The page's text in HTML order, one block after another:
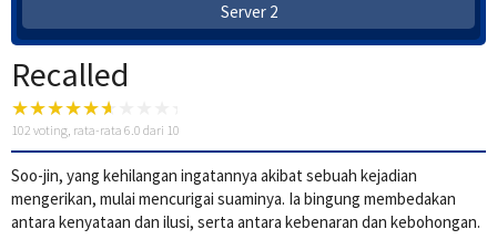
Server 2
Recalled
102 voting, rata-rata 6.0 dari 10
Soo-jin, yang kehilangan ingatannya akibat sebuah kejadian
mengerikan, mulai mencurigai suaminya. Ia bingung membedakan
antara kenyataan dan ilusi, serta antara kebenaran dan kebohongan.